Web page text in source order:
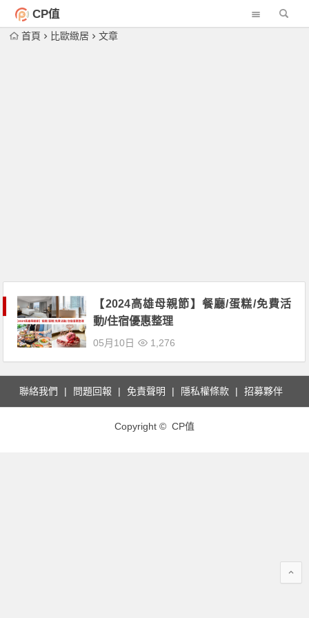
CP值
首頁 比歐緻居 文章
【2024高雄母親節】餐廳/蛋糕/免費活
動/住宿優惠整理
05月10日 1,276
聯絡我們 問題回報 免責聲明 隱私權條款 招募夥伴
Copyright © CP值